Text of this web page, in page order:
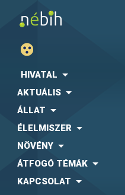
HIVATAL
AKTUÁLIS
ÁLLAT
ÉLELMISZER
NÖVÉNY
ÁTFOGÓ TÉMÁK
KAPCSOLAT